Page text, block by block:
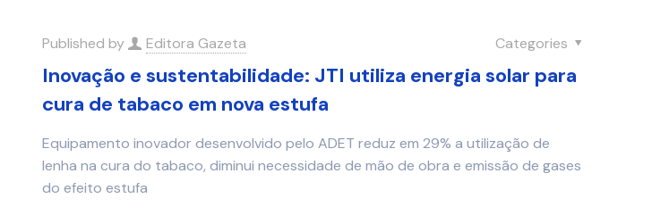
Published by Editora Gazeta Categories
Inovação e sustentabilidade: JTI utiliza energia solar para
cura de tabaco em nova estufa
Equipamento inovador desenvolvido pelo ADET reduz em 29% a utilização de
lenha na cura do tabaco, diminui necessidade de mão de obra e emissão de gases
do efeito estufa